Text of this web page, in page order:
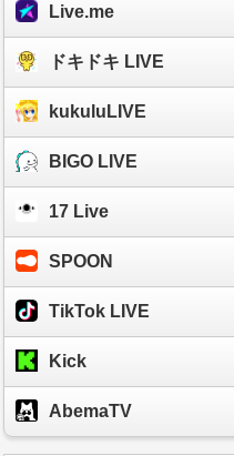
Live.me
ドキドキ LIVE
kukuluLIVE
BIGO LIVE
17 Live
SPOON
TikTok LIVE
Kick
AbemaTV